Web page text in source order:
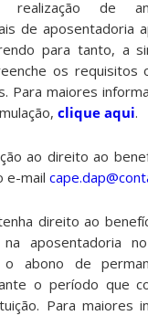
realização de
de aposentadoria
para tanto, a
os requisitos
Para maiores
clique aqui.
ao direito ao
e-mail
direito ao
aposentadoria
abono de
o período que
Para maiores